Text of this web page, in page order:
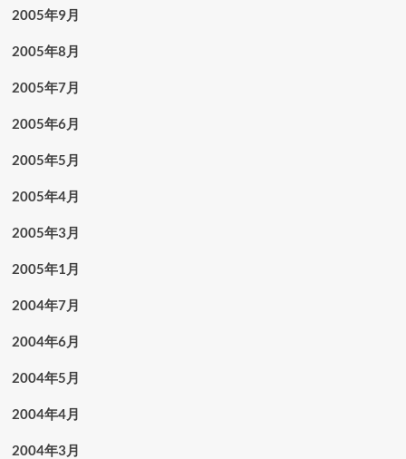
2005年9月
2005年8月
2005年7月
2005年6月
2005年5月
2005年4月
2005年3月
2005年1月
2004年7月
2004年6月
2004年5月
2004年4月
2004年3月